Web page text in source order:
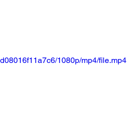
1080p/mp4/file.mp4